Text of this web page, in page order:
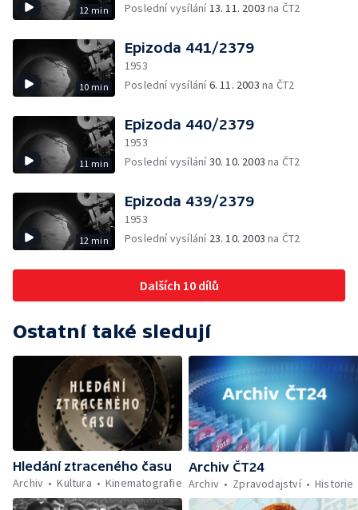
12 min
Poslední vysílání13. 11. 2003 na ČT2
10 min
Epizoda 441/2379
1953
Poslední vysílání6. 11. 2003 na ČT2
11 min
Epizoda 440/2379
1953
Poslední vysílání30. 10. 2003 na ČT2
12 min
Epizoda 439/2379
1953
Poslední vysílání 23. 10. 2003 na ČT2
Dalších 10 dílů
Ostatní také sledují
Hledání ztraceného času
Archiv
Kultura Kinematografie
Archiv ČT24
Archiv
Zpravodajství Historie